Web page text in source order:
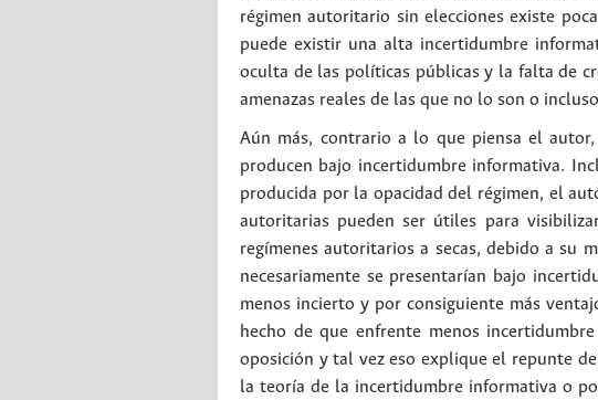
régimen autoritario sin elecciones existe
puede existir una alta incertidumbre
oculta de las políticas públicas y la falta de
amenazas reales de las que no lo son o
Aún más, contrario a lo que piensa el
producen bajo incertidumbre informativa.
producida por la opacidad del régimen, el
autoritarias pueden ser útiles para
regímenes autoritarios a secas, debido a su
necesariamente se presentarían bajo
menos incierto y por consiguiente más
hecho de que enfrente menos
oposición y tal vez eso explique el repunte
la teoría de la incertidumbre informativa o